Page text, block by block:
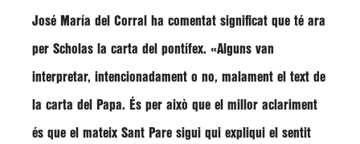
José María del Corral ha comentat significat que té ara
per Scholas la carta del pontífex. «Alguns van
interpretar, intencionadament o no, malament el text de
la carta del Papa. És per això que el millor aclariment
és que el mateix Sant Pare sigui qui expliqui el sentit